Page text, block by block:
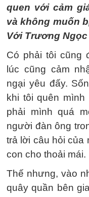
quen với cảm
và không muốn
Với Trương
Có phải tôi cũng
lúc cũng cảm
ngại yêu đấy.
khi tôi quên
phải mình quá
người đàn ông
trả lời câu hỏi của
con cho thoải mái.
Thế nhưng, vào
quây quần bên